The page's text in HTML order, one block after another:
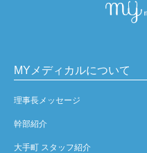
MYメディカルについて
理事長メッセージ
幹部紹介
大手町 スタッフ紹介